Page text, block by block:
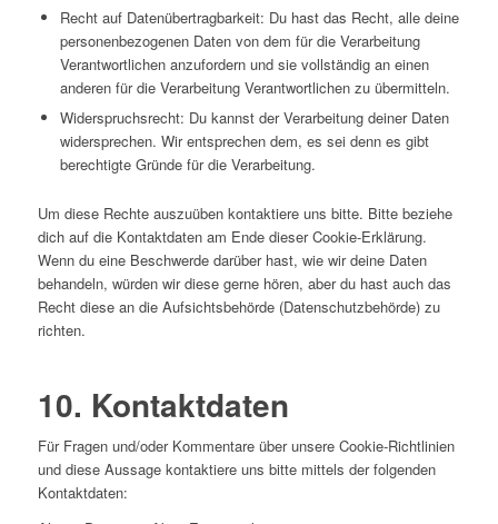
Recht auf Datenübertragbarkeit: Du hast das Recht, alle deine
personenbezogenen Daten von dem für die Verarbeitung
Verantwortlichen anzufordern und sie vollständig an einen
anderen für die Verarbeitung Verantwortlichen zu übermitteln.
Widerspruchsrecht: Du kannst der Verarbeitung deiner Daten
widersprechen. Wir entsprechen dem, es sei denn es gibt
berechtigte Gründe für die Verarbeitung.
Um diese Rechte auszuüben kontaktiere uns bitte. Bitte beziehe
dich auf die Kontaktdaten am Ende dieser Cookie-Erklärung.
Wenn du eine Beschwerde darüber hast, wie wir deine Daten
behandeln, würden wir diese gerne hören, aber du hast auch das
Recht diese an die Aufsichtsbehörde (Datenschutzbehörde) zu
richten.
10. Kontaktdaten
Für Fragen und/oder Kommentare über unsere Cookie-Richtlinien
und diese Aussage kontaktiere uns bitte mittels der folgenden
Kontaktdaten: